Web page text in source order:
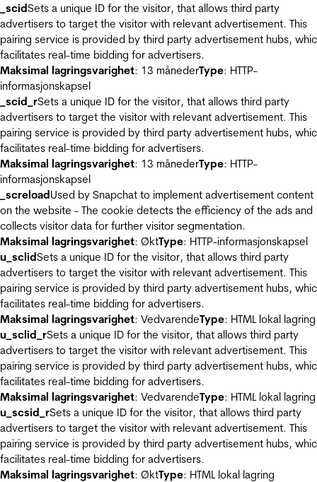
_scidSets a unique ID for the visitor, that allows third party
advertisers to target the visitor with relevant advertisement. This
pairing service is provided by third party advertisement hubs,
facilitates real-time bidding for advertisers.
Maksimal lagringsvarighet: 13 månederType: HTTP-
informasjonskapsel
_scid_rSets a unique ID for the visitor, that allows third party
advertisers to target the visitor with relevant advertisement. This
pairing service is provided by third party advertisement hubs,
facilitates real-time bidding for advertisers.
Maksimal lagringsvarighet: 13 månederType: HTTP-
informasjonskapsel
_screloadUsed by Snapchat to implement advertisement content
on the website - The cookie detects the efficiency of the ads and
collects visitor data for further visitor segmentation.
Maksimal lagringsvarighet: ØktType: HTTP-informasjonskapsel
u_sclidSets a unique ID for the visitor, that allows third party
advertisers to target the visitor with relevant advertisement. This
pairing service is provided by third party advertisement hubs,
facilitates real-time bidding for advertisers.
Maksimal lagringsvarighet: VedvarendeType: HTML lokal lagring
u_sclid_rSets a unique ID for the visitor, that allows third party
advertisers to target the visitor with relevant advertisement. This
pairing service is provided by third party advertisement hubs,
facilitates real-time bidding for advertisers.
Maksimal lagringsvarighet: VedvarendeType: HTML lokal lagring
u_scsid_rSets a unique ID for the visitor, that allows third party
advertisers to target the visitor with relevant advertisement. This
pairing service is provided by third party advertisement hubs,
facilitates real-time bidding for advertisers.
Maksimal lagringsvarighet: ØktType: HTML lokal lagring